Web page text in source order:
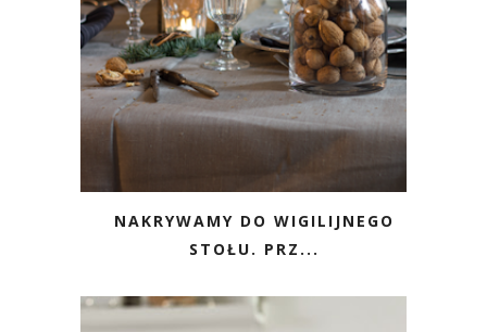
NAKRYWAMY DO WIGILIJNEGO
STOŁU. PRZ...